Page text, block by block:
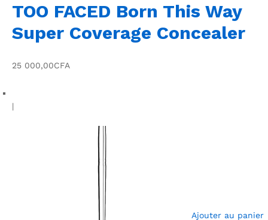
TOO FACED Born This Way
Super Coverage Concealer
25 000,00CFA
|
Ajouter au panier